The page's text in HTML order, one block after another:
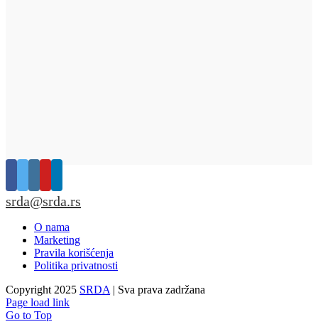
srda@srda.rs
O nama
Marketing
Pravila korišćenja
Politika privatnosti
Copyright 2025 SRDA | Sva prava zadržana
Page load link
Go to Top